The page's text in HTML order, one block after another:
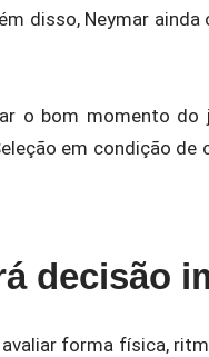
disso, Neymar
o bom momento
em condição
decisão
forma física,